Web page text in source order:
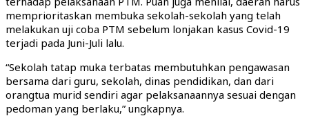
memprioritaskan membuka sekolah-sekolah yang telah
melakukan uji coba PTM sebelum lonjakan kasus Covid-19
terjadi pada Juni-Juli lalu.
“Sekolah tatap muka terbatas membutuhkan pengawasan
bersama dari guru, sekolah, dinas pendidikan, dan dari
orangtua murid sendiri agar pelaksanaannya sesuai dengan
pedoman yang berlaku,” ungkapnya.